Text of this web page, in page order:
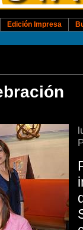
Edición Impresa